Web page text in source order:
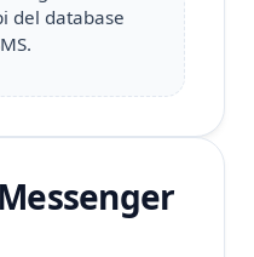
del database